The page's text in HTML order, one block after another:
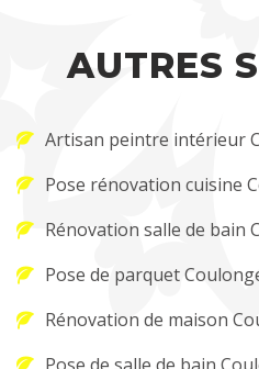
AUTRES
Artisan peintre intérieur
Pose rénovation cuisine
Rénovation salle de bain
Pose de parquet
Rénovation de maison